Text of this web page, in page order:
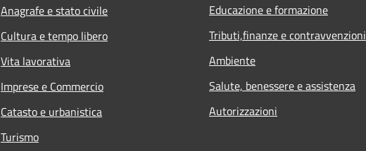
Anagrafe e stato civile
Cultura e tempo libero
Vita lavorativa
Imprese e Commercio
Catasto e urbanistica
Turismo
Educazione e formazione
Tributi,finanze e contravvenzioni
Ambiente
Salute, benessere e assistenza
Autorizzazioni